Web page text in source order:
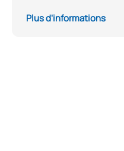
Plus d'informations